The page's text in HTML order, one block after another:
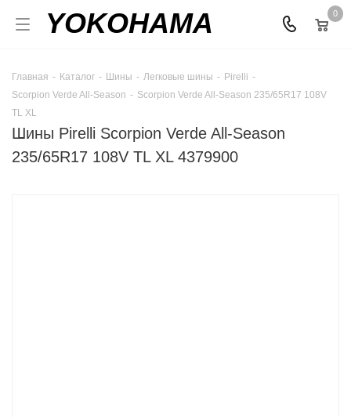
YOKOHAMA 0
Главная - Каталог - Шины - Легковые шины - Pirelli -
Scorpion Verde All-Season - Scorpion Verde All-Season 235/65R17 108V
TL XL
Шины Pirelli Scorpion Verde All-Season
235/65R17 108V TL XL 4379900